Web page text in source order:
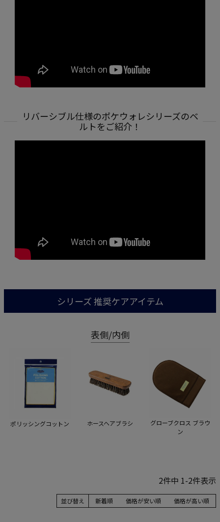
リバーシブル仕様のポケウォレシリーズのベ
ルトをご紹介！
シリーズ 推奨ケアアイテム
表側/内側
ポリッシングコットン ホースヘアブラシ
グローブクロス ブラウ
ン
並び替え 価格が安い順 価格が高い順
新着順
2件中 1-2件表示